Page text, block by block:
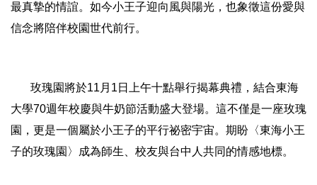
最真摯的情誼。如今小王子迎向風與陽光，也象徵這份愛與
信念將陪伴校園世代前行。
玫瑰園將於11月1日上午十點舉行揭幕典禮，結合東海
大學70週年校慶與牛奶節活動盛大登場。這不僅是一座玫瑰
園，更是一個屬於小王子的平行祕密宇宙。期盼〈東海小王
子的玫瑰園〉成為師生、校友與台中人共同的情感地標。